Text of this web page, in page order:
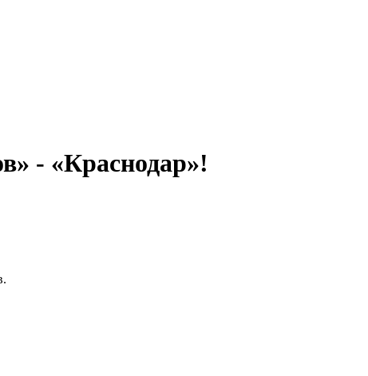
- «Краснодар»!